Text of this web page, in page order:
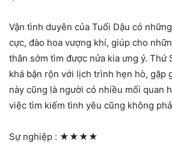
Vận tình duyên của Tuổi Dậu có
cực, đào hoa vượng khí, giúp cho
thân sớm tìm được nửa kia ưng ý. Thứ
khá bận rộn với lịch trình hẹn hò, gặp
này cũng là người có nhiều mối quan
việc tìm kiếm tình yêu cũng không
Sự nghiệp : ★★★★